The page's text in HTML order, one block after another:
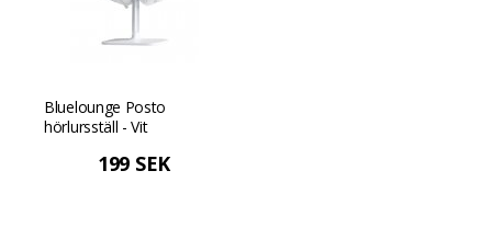
Bluelounge Posto
hörlursställ - Vit
199 SEK